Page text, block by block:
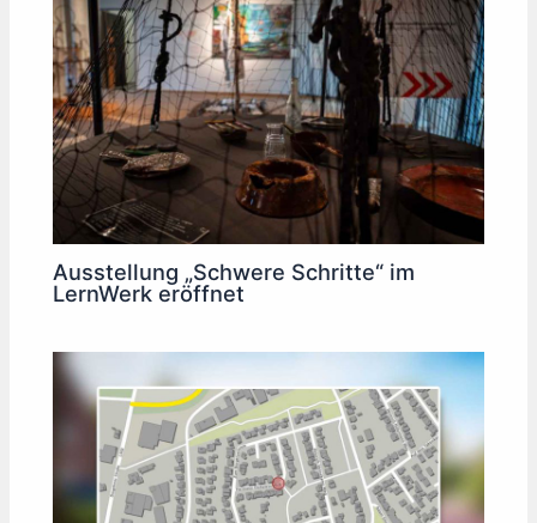
Ausstellung „Schwere Schritte“ im
LernWerk eröffnet